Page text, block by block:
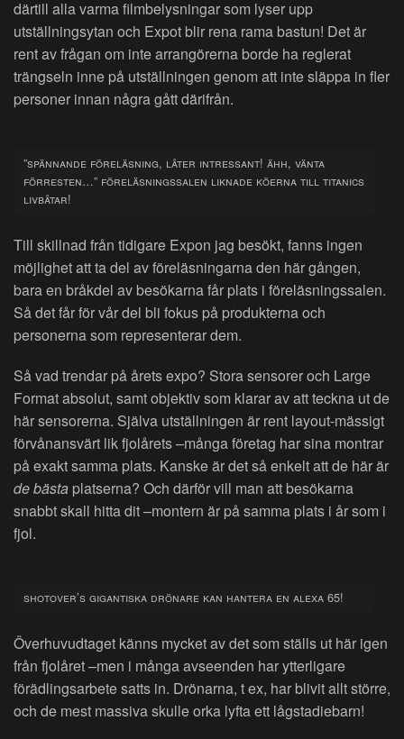
därtill alla varma filmbelysningar som lyser upp
utställningsytan och Expot blir rena rama bastun! Det är
rent av frågan om inte arrangörerna borde ha reglerat
trängseln inne på utställningen genom att inte släppa in fler
personer innan några gått därifrån.
”spännande föreläsning, låter intressant! ähh, vänta
förresten…” föreläsningssalen liknade köerna till titanics
livbåtar!
Till skillnad från tidigare Expon jag besökt, fanns ingen
möjlighet att ta del av föreläsningarna den här gången,
bara en bråkdel av besökarna får plats i föreläsningssalen.
Så det får för vår del bli fokus på produkterna och
personerna som representerar dem.
Så vad trendar på årets expo? Stora sensorer och Large
Format absolut, samt objektiv som klarar av att teckna ut de
här sensorerna. Själva utställningen är rent layout-mässigt
förvånansvärt lik fjolårets –många företag har sina montrar
på exakt samma plats. Kanske är det så enkelt att de här är
de bästa platserna? Och därför vill man att besökarna
snabbt skall hitta dit –montern är på samma plats i år som i
fjol.
shotover’s gigantiska drönare kan hantera en alexa 65!
Överhuvudtaget känns mycket av det som ställs ut här igen
från fjolåret –men i många avseenden har ytterligare
förädlingsarbete satts in. Drönarna, t ex, har blivit allt större,
och de mest massiva skulle orka lyfta ett lågstadiebarn!